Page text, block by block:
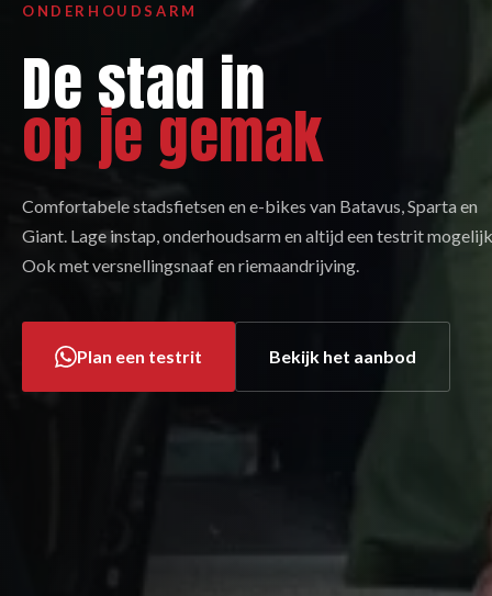
ONDERHOUDSARM
De stad in
op je gemak
Comfortabele stadsfietsen en e-bikes van Batavus, Sparta en
Giant. Lage instap, onderhoudsarm en altijd een testrit
Ook met versnellingsnaaf en riemaandrijving.
Plan een testrit Bekijk het aanbod